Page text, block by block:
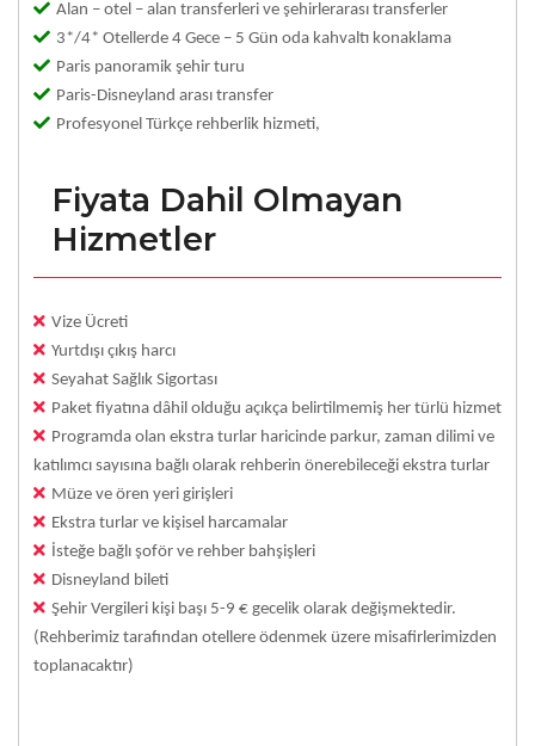
Alan – otel – alan transferleri ve şehirlerarası transferler
3*/4* Otellerde 4 Gece – 5 Gün oda kahvaltı konaklama
Paris panoramik şehir turu
Paris-Disneyland arası transfer
Profesyonel Türkçe rehberlik hizmeti,
Fiyata Dahil Olmayan
Hizmetler
Vize Ücreti
Yurtdışı çıkış harcı
Seyahat Sağlık Sigortası
Paket fiyatına dâhil olduğu açıkça belirtilmemiş her türlü hizmet
Programda olan ekstra turlar haricinde parkur, zaman dilimi ve
katılımcı sayısına bağlı olarak rehberin önerebileceği ekstra turlar
Müze ve ören yeri girişleri
Ekstra turlar ve kişisel harcamalar
İsteğe bağlı şoför ve rehber bahşişleri
Disneyland bileti
Şehir Vergileri kişi başı 5-9 € gecelik olarak değişmektedir.
(Rehberimiz tarafından otellere ödenmek üzere misafirlerimizden
toplanacaktır)